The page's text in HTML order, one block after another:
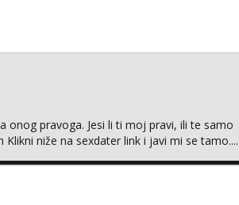
onog pravoga. Jesi li ti moj pravi, ili te samo
niže na sexdater link i javi mi se tamo....